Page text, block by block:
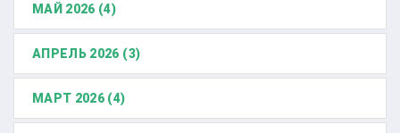
МАЙ 2026 (4)
АПРЕЛЬ 2026 (3)
МАРТ 2026 (4)